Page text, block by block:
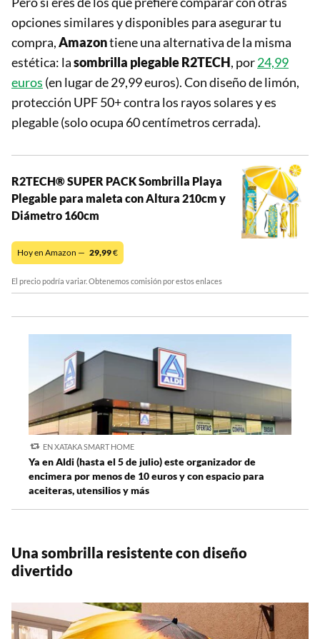
opciones similares y disponibles para asegurar tu
compra,Amazontiene una alternativa de la misma
estética: lasombrilla plegable R2TECH, por24,99
euros (en lugar de 29,99 euros). Con diseño de limón,
protección UPF 50+ contra los rayos solares y es
plegable (solo ocupa 60 centímetros cerrada).
R2TECH® SUPER PACK Sombrilla Playa
Plegable para maleta con Altura 210cm y
Diámetro 160cm
Hoy en Amazon — 29,99€
El precio podría variar. Obtenemos comisión por estos enlaces
EN XATAKA SMART HOME
Ya en Aldi (hasta el 5 de julio) este organizador de
encimera por menos de 10 euros y con espacio para
aceiteras, utensilios y más
Una sombrilla resistente con diseño
divertido